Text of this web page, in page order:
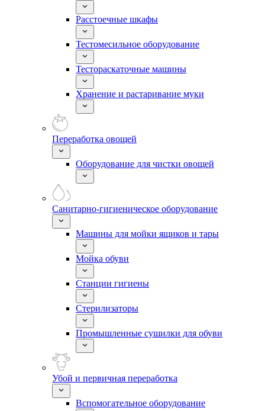
Расстоечные шкафы
Тестомесильное оборудование
Тестораскаточные машины
Хранение и растаривание муки
Переработка овощей
Оборудование для чистки овощей
Санитарно-гигиеническое оборудование
Машины для мойки ящиков и тары
Мойка обуви
Станции гигиены
Стерилизаторы
Промышленные сушилки для обуви
Убой и первичная переработка
Вспомогательное оборудование